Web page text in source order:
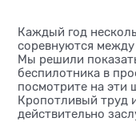
Каждый год
соревнуются
Мы решили
беспилотника в
посмотрите на эти
Кропотливый труд
действительно